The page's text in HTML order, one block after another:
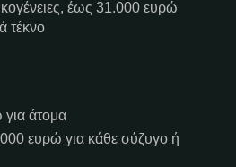
έως 31.000 ευρώ
τέκνο
άτομα
ευρώ για κάθε σύζυγο ή